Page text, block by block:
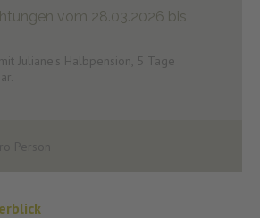
vom 28.03.2026 bis
Juliane's Halbpension, 5 Tage